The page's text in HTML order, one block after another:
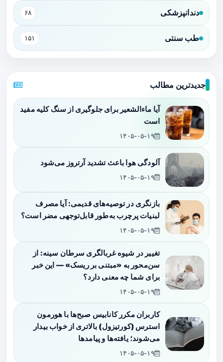
دندانپزشکی ۶۸
طب سنتی ۱۵۱
جدیدترین مطالب
آیا ماءالشعیر برای جلوگیری از سنگ کلیه مفید
است
۱۴۰۵-۰۵-۱۹
آلودگی هوا باعث تشدید آرتروز می‌شود
۱۴۰۵-۰۵-۱۹
بازنگری در توصیه‌های قدیمی: آیا مصرف
لبنیات پرچرب به‌طور قابل‌توجهی مضر است؟
۱۴۰۵-۰۵-۱۹
تغییر در شیوه غربالگری سرطان سینه: از
سن‌محور به «مبتنی بر ریسک» — این خبر
برای شما چه معنی دارد؟
۱۴۰۵-۰۵-۱۹
کاربران مکرر کانابیس صبح‌ها با هورمون
استرس (کورتیزول) بالاتری از خواب بیدار
می‌شوند؛ یافته‌ها و پیامدها
۱۴۰۵-۰۵-۱۹